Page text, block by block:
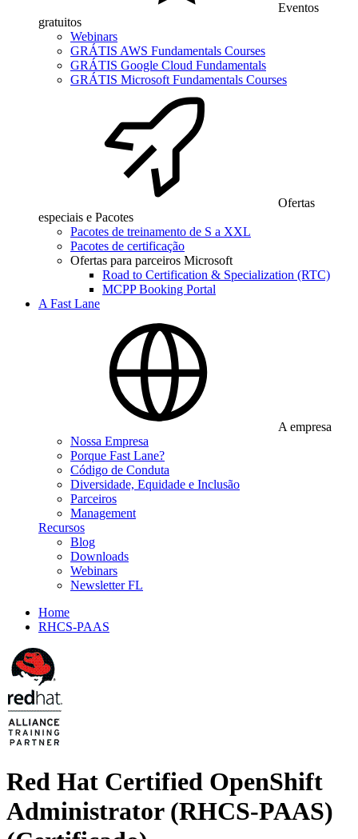
Eventos
gratuitos
Webinars
GRÁTIS AWS Fundamentals Courses
GRÁTIS Google Cloud Fundamentals
GRÁTIS Microsoft Fundamentals Courses
Ofertas
especiais e Pacotes
Pacotes de treinamento de S a XXL
Pacotes de certificação
Ofertas para parceiros Microsoft
Road to Certification & Specialization (RTC)
MCPP Booking Portal
A Fast Lane
A empresa
Nossa Empresa
Porque Fast Lane?
Código de Conduta
Diversidade, Equidade e Inclusão
Parceiros
Management
Recursos
Blog
Downloads
Webinars
Newsletter FL
Home
RHCS-PAAS
Red Hat Certified OpenShift
Administrator (RHCS-PAAS)